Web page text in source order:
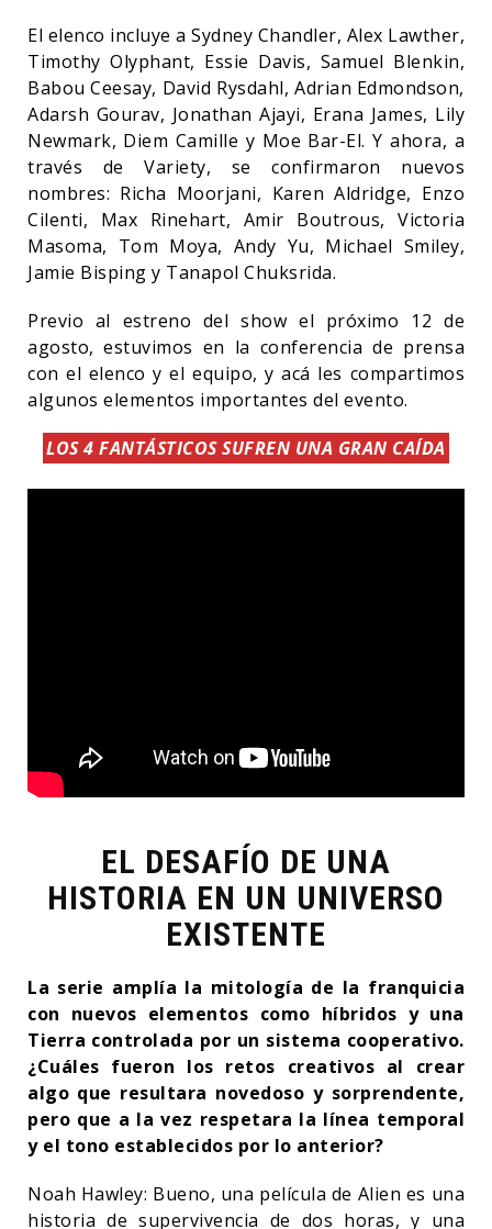
El elenco incluye a Sydney Chandler, Alex Lawther,
Timothy Olyphant, Essie Davis, Samuel Blenkin,
Babou Ceesay, David Rysdahl, Adrian Edmondson,
Adarsh Gourav, Jonathan Ajayi, Erana James, Lily
Newmark, Diem Camille y Moe Bar-El. Y ahora, a
través de Variety, se confirmaron nuevos
nombres: Richa Moorjani, Karen Aldridge, Enzo
Cilenti, Max Rinehart, Amir Boutrous, Victoria
Masoma, Tom Moya, Andy Yu, Michael Smiley,
Jamie Bisping y Tanapol Chuksrida.
Previo al estreno del show el próximo 12 de
agosto, estuvimos en la conferencia de prensa
con el elenco y el equipo, y acá les compartimos
algunos elementos importantes del evento.
LOS 4 FANTÁSTICOS SUFREN UNA GRAN CAÍDA
EL DESAFÍO DE UNA
HISTORIA EN UN UNIVERSO
EXISTENTE
La serie amplía la mitología de la franquicia
con nuevos elementos como híbridos y una
Tierra controlada por un sistema cooperativo.
¿Cuáles fueron los retos creativos al crear
algo que resultara novedoso y sorprendente,
pero que a la vez respetara la línea temporal
y el tono establecidos por lo anterior?
Noah Hawley: Bueno, una película de Alien es una
historia de supervivencia de dos horas, y una